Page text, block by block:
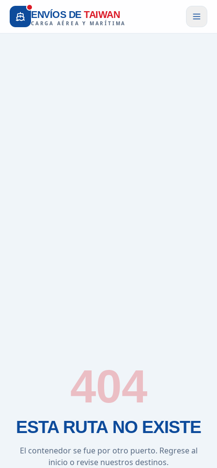
ENVÍOS DE TAIWAN
CARGA AÉREA Y MARÍTIMA
404
ESTA RUTA NO EXISTE
El contenedor se fue por otro puerto. Regrese al
inicio o revise nuestros destinos.